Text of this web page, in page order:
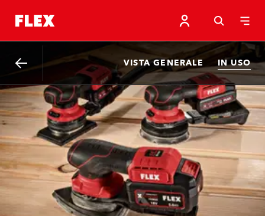
Indietro VISTA GENERALE IN USO